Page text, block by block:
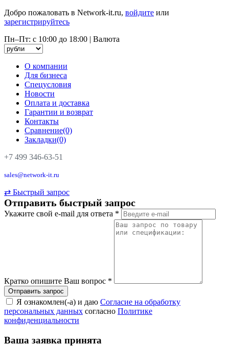
Добро пожаловать в Network-it.ru, войдите или
зарегистрируйтесь
Пн–Пт: с 10:00 до 18:00 | Валюта
О компании
Для бизнеса
Спецусловия
Новости
Оплата и доставка
Гарантии и возврат
Контакты
Сравнение(0)
Закладки(0)
+7 499 346-63-51
sales@network-it.ru
⇄ Быстрый запрос
Отправить быстрый запрос
Укажите свой e-mail для ответа *
Кратко опишите Ваш вопрос *
Я ознакомлен(-а) и даю Согласие на обработку
персональных данных согласно Политике
конфиденциальности
Ваша заявка принята